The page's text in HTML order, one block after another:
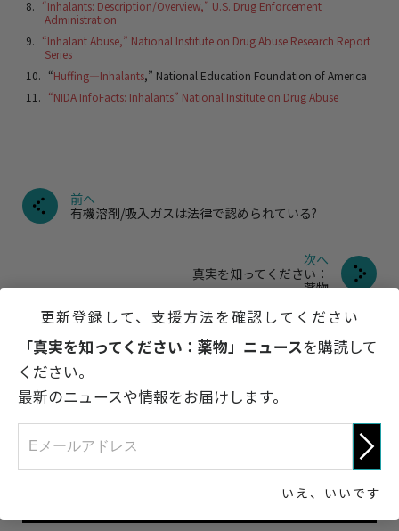
“Inhalants: Description/Overview,” U.S. Drug Enforcement
Administration
“Inhalant Abuse,” National Institute on Drug Abuse Research Report
Series
“Huffing—Inhalants,” National Education Foundation of America
“NIDA InfoFacts: Inhalants” National Institute on Drug Abuse
前へ
有機溶剤/吸入ガスは法律で認められている?
次へ
真実を知ってください：
薬物
有機溶剤/吸入ガスとは?
有機溶剤や吸入ガスが身体に及ぼす影響
更新登録して、支援方法を確認してください
「真実を知ってください：薬物」ニュースを購読して
ください。
最新のニュースや情報をお届けします。
いえ、いいです